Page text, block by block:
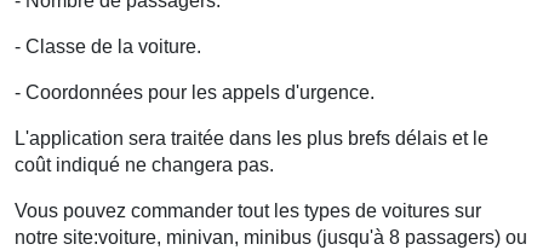
- Classe de la voiture.
- Coordonnées pour les appels d'urgence.
L'application sera traitée dans les plus brefs délais et le
coût indiqué ne changera pas.
Vous pouvez commander tout les types de voitures sur
notre site:voiture, minivan, minibus (jusqu'à 8 passagers) ou